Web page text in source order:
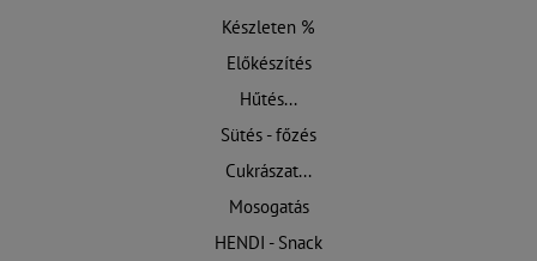
Készleten %
Előkészítés
Hűtés...
Sütés - főzés
Cukrászat...
Mosogatás
HENDI - Snack